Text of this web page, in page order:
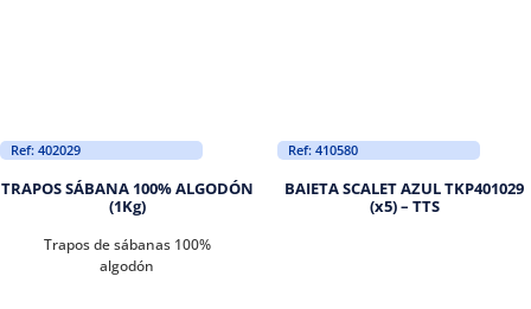
Ref: 402029
TRAPOS SÁBANA 100% ALGODÓN
(1Kg)
Trapos de sábanas 100%
algodón
Ref: 410580
BAIETA SCALET AZUL TKP401029
(x5) – TTS